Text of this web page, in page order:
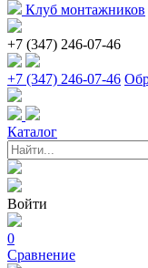
Клуб монтажников
+7 (347) 246-07-46
+7 (347) 246-07-46
Каталог
Войти
0
Сравнение